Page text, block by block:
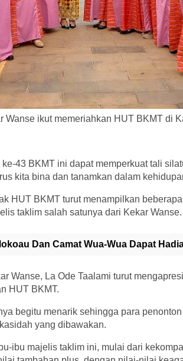
Wanse ikut memeriahkan HUT BKMT di
43 BKMT ini dapat memperkuat tali
kita bina dan tanamkan dalam
HUT BKMT turut menampilkan
taklim salah satunya dari Kekar Wanse.
Dan Camat Wua-Wua Dapat
Wanse, La Ode Taalami turut
HUT BKMT.
begitu menarik sehingga para
yang dibawakan.
ibu majelis taklim ini, mulai dari